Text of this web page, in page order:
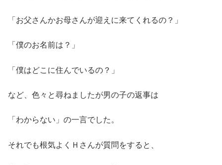
「お父さんかお母さんが迎えに来てくれるの？」
「僕のお名前は？」
「僕はどこに住んでいるの？」
など、色々と尋ねましたが男の子の返事は
「わからない」の一言でした。
それでも根気よくＨさんが質問をすると、